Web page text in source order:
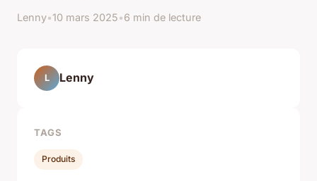
Lenny•10 mars 2025•6 min de lecture
L Lenny
TAGS
Produits